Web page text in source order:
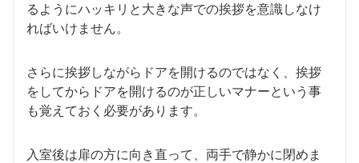
るようにハッキリと大きな声での挨拶を意識しなけ
ればいけません。
さらに挨拶しながらドアを開けるのではなく、挨拶
をしてからドアを開けるのが正しいマナーという事
も覚えておく必要があります。
入室後は扉の方に向き直って、両手で静かに閉めま